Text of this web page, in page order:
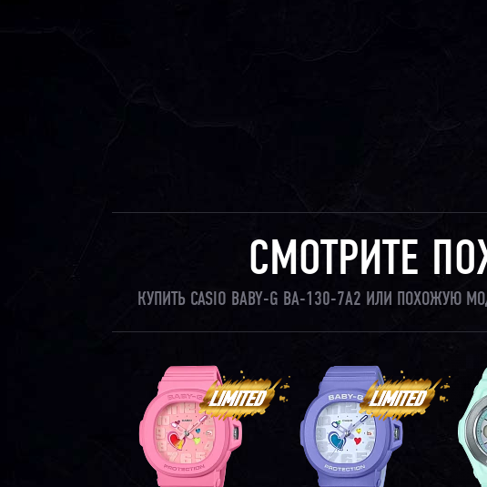
СМОТРИТЕ
КУПИТЬ CASIO BABY-G BA-130-7A2 ИЛИ ПОХОЖУЮ